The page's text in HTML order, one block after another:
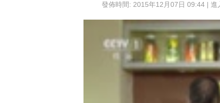
發佈時間: 2015年12月07日 09:44 | 進